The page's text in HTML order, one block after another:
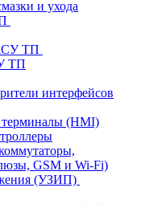
и ухода
ТП
ТП
интерфейсов
терминалы (HMI)
GSM и Wi-Fi)
(УЗИП)